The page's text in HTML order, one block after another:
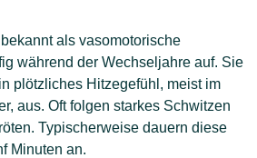
als vasomotorische
während der Wechseljahre auf. Sie
plötzliches Hitzegefühl, meist im
aus. Oft folgen starkes Schwitzen
Typischerweise dauern diese
Minuten an.